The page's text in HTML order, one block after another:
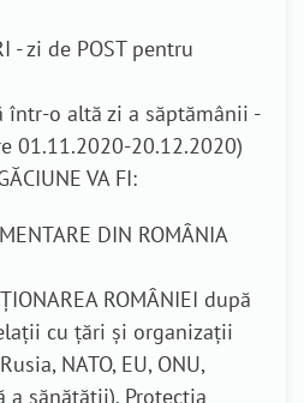
- zi de POST pentru
într-o altă zi a săptămânii -
01.11.2020-20.12.2020)
VA FI:
DIN ROMÂNIA
ROMÂNIEI după
cu țări și organizații
NATO, EU, ONU,
sănătății). Protecția